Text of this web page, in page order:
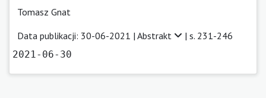
Tomasz Gnat
Data publikacji: 30-06-2021 | Abstrakt | s. 231-246
2021-06-30